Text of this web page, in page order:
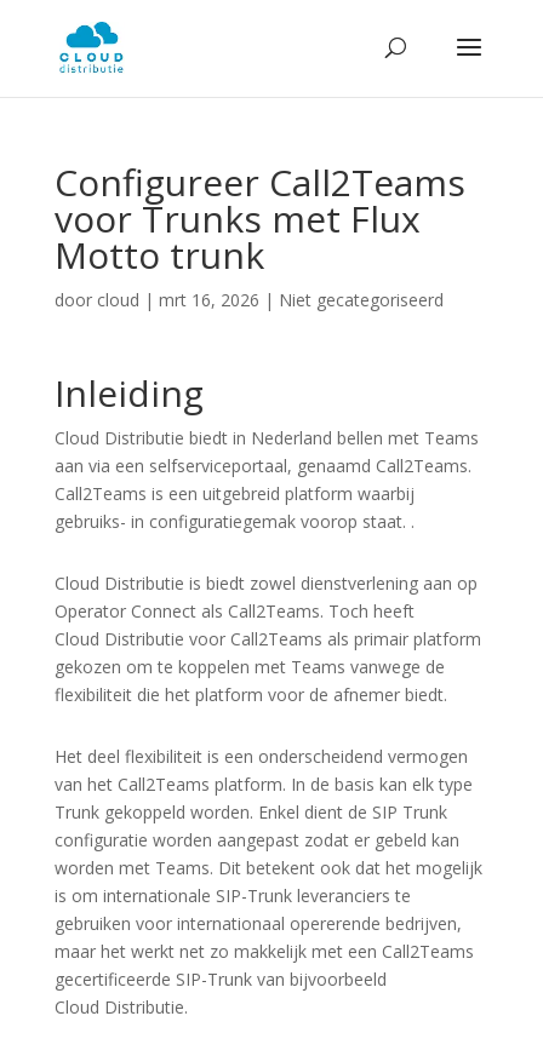
Configureer Call2Teams
voor Trunks met Flux
Motto trunk
door cloud | mrt 16, 2026 | Niet gecategoriseerd
Inleiding
Cloud Distributie biedt in Nederland bellen met Teams
aan via een selfserviceportaal, genaamd Call2Teams.
Call2Teams is een uitgebreid platform waarbij
gebruiks- in configuratiegemak voorop staat. .
Cloud Distributie is biedt zowel dienstverlening aan op
Operator Connect als Call2Teams. Toch heeft
Cloud Distributie voor Call2Teams als primair platform
gekozen om te koppelen met Teams vanwege de
flexibiliteit die het platform voor de afnemer biedt.
Het deel flexibiliteit is een onderscheidend vermogen
van het Call2Teams platform. In de basis kan elk type
Trunk gekoppeld worden. Enkel dient de SIP Trunk
configuratie worden aangepast zodat er gebeld kan
worden met Teams. Dit betekent ook dat het mogelijk
is om internationale SIP-Trunk leveranciers te
gebruiken voor internationaal opererende bedrijven,
maar het werkt net zo makkelijk met een Call2Teams
gecertificeerde SIP-Trunk van bijvoorbeeld
Cloud Distributie.